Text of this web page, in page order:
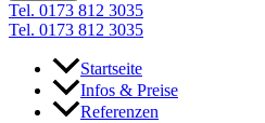
Tel. 0173 812 3035
Tel. 0173 812 3035
Startseite
Infos & Preise
Referenzen